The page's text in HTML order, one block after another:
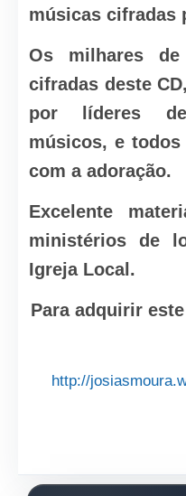
músicas cifradas
Os milhares
cifradas deste
por líderes
músicos, e
com a adoração.
Excelente
ministérios de
Igreja Local.
Para adquirir
http://